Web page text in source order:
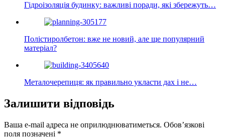
Гідроізоляція будинку: важливі поради, які збережуть…
Полістиролбетон: вже не новий, але ще популярний
матеріал?
Металочерепиця: як правильно укласти дах і не…
Залишити відповідь
Ваша e-mail адреса не оприлюднюватиметься. Обов’язкові
поля позначені *